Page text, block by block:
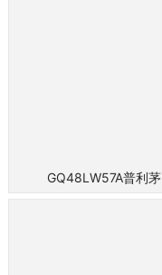
GQ48LW57A普利茅